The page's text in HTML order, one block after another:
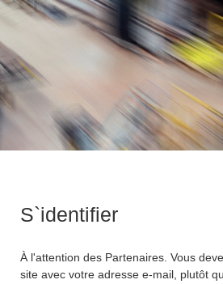
S`identifier
À l'attention des Partenaires. Vous
site avec votre adresse e-mail, plutôt